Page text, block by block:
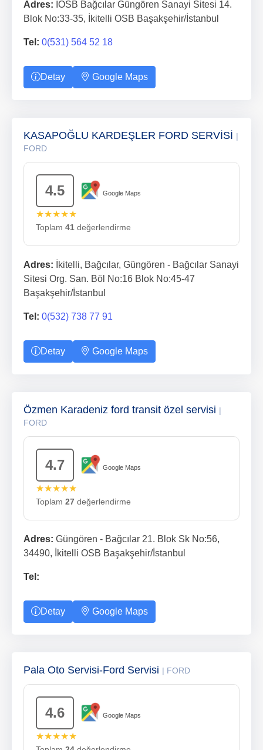
Adres: İOSB Bağcılar Güngören Sanayi Sitesi 14.
Blok No:33-35, İkitelli OSB Başakşehir/İstanbul
Tel: 0(531) 564 52 18
Detay Google Maps
KASAPOĞLU KARDEŞLER FORD SERVİSİ |
FORD
4.5 Google Maps
★★★★★
Toplam 41 değerlendirme
Adres: İkitelli, Bağcılar, Güngören - Bağcılar Sanayi
Sitesi Org. San. Böl No:16 Blok No:45-47
Başakşehir/İstanbul
Tel: 0(532) 738 77 91
Detay Google Maps
Özmen Karadeniz ford transit özel servisi |
FORD
4.7 Google Maps
★★★★★
Toplam 27 değerlendirme
Adres: Güngören - Bağcılar 21. Blok Sk No:56,
34490, İkitelli OSB Başakşehir/İstanbul
Tel:
Detay Google Maps
Pala Oto Servisi-Ford Servisi | FORD
4.6 Google Maps
★★★★★